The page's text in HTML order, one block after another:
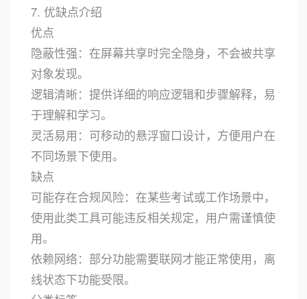
7. 优缺点介绍
优点
隐蔽性强：在屏幕共享时完全隐身，不会被共享
对象发现。
逻辑清晰：提供详细的响应逻辑和步骤解释，易
于理解和学习。
灵活易用：可移动的悬浮窗口设计，方便用户在
不同场景下使用。
缺点
可能存在合规风险：在某些考试或工作场景中，
使用此类工具可能违反相关规定，用户需谨慎使
用。
依赖网络：部分功能需要联网才能正常使用，离
线状态下功能受限。